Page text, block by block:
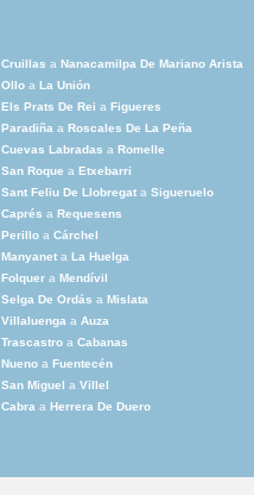
Cruillas a Nanacamilpa De Mariano Arista
Ollo a La Unión
Els Prats De Rei a Figueres
Paradiña a Roscales De La Peña
Cuevas Labradas a Romelle
San Roque a Etxebarri
Sant Feliu De Llobregat a Sigueruelo
Caprés a Requesens
Perillo a Cárchel
Manyanet a La Huelga
Folquer a Mendívil
Selga De Ordás a Mislata
Villaluenga a Auza
Trascastro a Cabanas
Nueno a Fuentecén
San Miguel a Villel
Cabra a Herrera De Duero